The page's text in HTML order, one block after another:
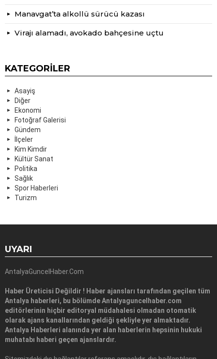
Manavgat’ta alkollü sürücü kazası
Virajı alamadı, avokado bahçesine uçtu
KATEGORILER
Asayiş
Diğer
Ekonomi
Fotoğraf Galerisi
Gündem
İlçeler
Kim Kimdir
Kültür Sanat
Politika
Sağlık
Spor Haberleri
Turizm
UYARI
AntalyaGuncelHaber.Com
Haber Üreticisi Değildir ! Haber ajansları tarafından geçilen tüm
Antalya haberleri, bu bölümde Antalyaguncelhaber.com
editörlerinin hiçbir editoryal müdahalesi olmadan otomatik
olarak ajans kanallarından geldiği şekliyle yer almaktadır.
Antalya Haberleri alanında yer alan haberlerin hepsinin hukuki
muhatabı haberi geçen ajanslardır.